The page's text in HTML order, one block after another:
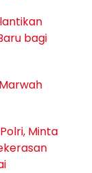
bagi
Minta